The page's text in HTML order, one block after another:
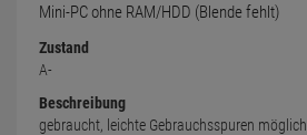
Mini-PC ohne RAM/HDD (Blende fehlt)
Zustand
A-
Beschreibung
gebraucht, leichte Gebrauchsspuren möglich